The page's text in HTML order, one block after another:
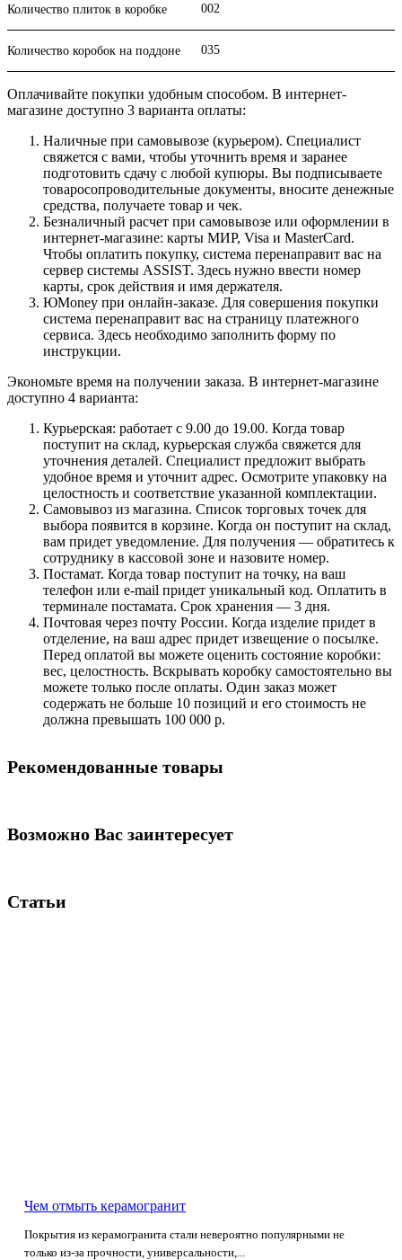
Количество плиток в коробке 002
Количество коробок на поддоне 035
Оплачивайте покупки удобным способом. В интернет-
магазине доступно 3 варианта оплаты:
Наличные при самовывозе (курьером). Специалист
свяжется с вами, чтобы уточнить время и заранее
подготовить сдачу с любой купюры. Вы подписываете
товаросопроводительные документы, вносите денежные
средства, получаете товар и чек.
Безналичный расчет при самовывозе или оформлении в
интернет-магазине: карты МИР, Visa и MasterCard.
Чтобы оплатить покупку, система перенаправит вас на
сервер системы ASSIST. Здесь нужно ввести номер
карты, срок действия и имя держателя.
ЮMoney при онлайн-заказе. Для совершения покупки
система перенаправит вас на страницу платежного
сервиса. Здесь необходимо заполнить форму по
инструкции.
Экономьте время на получении заказа. В интернет-магазине
доступно 4 варианта:
Курьерская: работает с 9.00 до 19.00. Когда товар
поступит на склад, курьерская служба свяжется для
уточнения деталей. Специалист предложит выбрать
удобное время и уточнит адрес. Осмотрите упаковку на
целостность и соответствие указанной комплектации.
Самовывоз из магазина. Список торговых точек для
выбора появится в корзине. Когда он поступит на склад,
вам придет уведомление. Для получения — обратитесь к
сотруднику в кассовой зоне и назовите номер.
Постамат. Когда товар поступит на точку, на ваш
телефон или e-mail придет уникальный код. Оплатить в
терминале постамата. Срок хранения — 3 дня.
Почтовая через почту России. Когда изделие придет в
отделение, на ваш адрес придет извещение о посылке.
Перед оплатой вы можете оценить состояние коробки:
вес, целостность. Вскрывать коробку самостоятельно вы
можете только после оплаты. Один заказ может
содержать не больше 10 позиций и его стоимость не
должна превышать 100 000 р.
Рекомендованные товары
Возможно Вас заинтересует
Статьи
Чем отмыть керамогранит
Покрытия из керамогранита стали невероятно популярными не
только из-за прочности, универсальности,...